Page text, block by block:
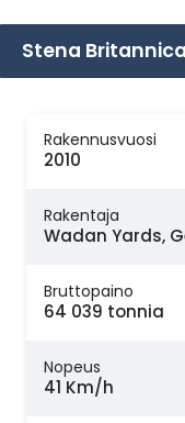
Stena
Rakennusvuosi
2010
Rakentaja
Wadan Yards,
Bruttopaino
64 039 tonnia
Nopeus
41 Km/h